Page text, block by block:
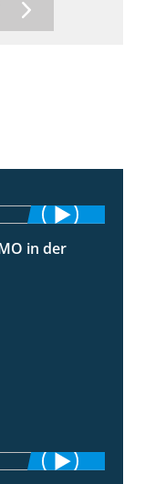
2:37
in der